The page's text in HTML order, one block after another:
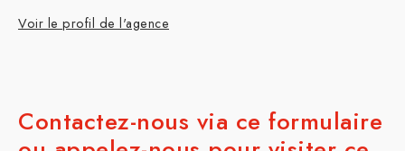
Voir le profil de l'agence
Contactez-nous via ce formulaire